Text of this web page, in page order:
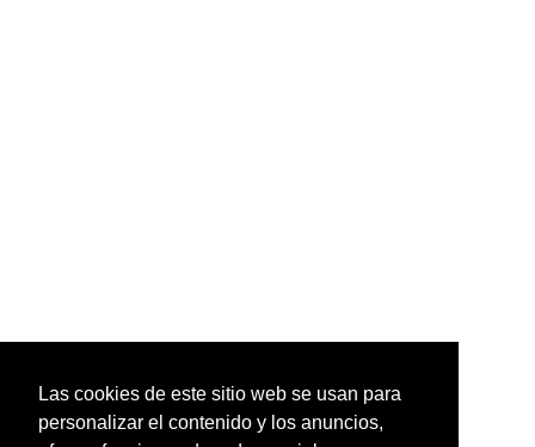
Las cookies de este sitio web se usan para
personalizar el contenido y los anuncios,